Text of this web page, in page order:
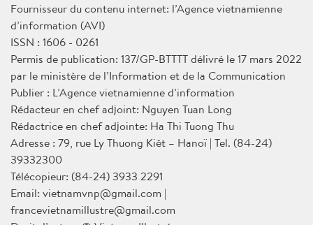
Fournisseur du contenu internet: l’Agence vietnamienne
d’information (AVI)
ISSN : 1606 - 0261
Permis de publication: 137/GP-BTTTT délivré le 17 mars 2022
par le ministère de l’Information et de la Communication
Publier : L’Agence vietnamienne d’information
Rédacteur en chef adjoint: Nguyen Tuan Long
Rédactrice en chef adjointe: Ha Thi Tuong Thu
Adresse : 79, rue Ly Thuong Kiêt – Hanoï | Tel. (84-24)
39332300
Télécopieur: (84-24) 3933 2291
Email: vietnamvnp@gmail.com |
francevietnamillustre@gmail.com